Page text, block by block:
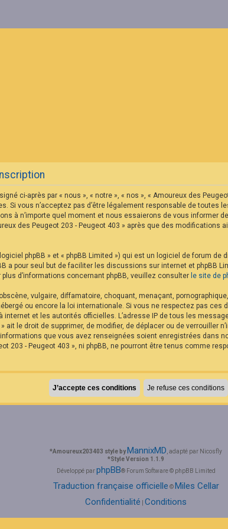
ci-après par « nous », « notre », « nos », « Amoureux des
Si vous n’acceptez pas d’être légalement responsable de
à n’importe quel moment et nous essaierons de vous
des Peugeot 203 - Peugeot 403 » après que des
phpBB » et « phpBB Limited ») qui est un logiciel de forum de
a pour seul but de faciliter les discussions sur internet et phpBB
d’informations concernant phpBB, veuillez consulter le site de
vulgaire, diffamatoire, choquant, menaçant,
ou encore la loi internationale. Si vous ne respectez pas
internet et les autorités officielles. L’adresse IP de tous les
ait le droit de supprimer, de modifier, de déplacer ou de verrouiller
que vous avez renseignées soient enregistrées dans
203 - Peugeot 403 », ni phpBB, ne pourront être tenus comme
*Amoureux203403 style byMannixMD , adapté par Nicosfly
*Style Version 1.1.9
Développé parphpBB® Forum Software © phpBB Limited
Traduction française officielle ©Miles Cellar
Confidentialité Conditions